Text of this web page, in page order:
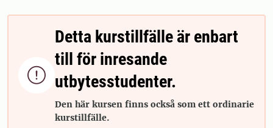

Detta kurstillfälle är enbart
till för inresande
utbytesstudenter.
Den här kursen finns också som ett ordinarie
kurstillfälle.